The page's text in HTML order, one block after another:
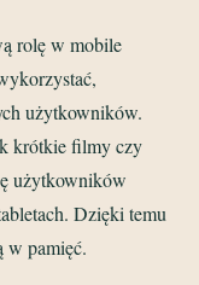
rolę w mobile
użytkowników.
krótkie filmy czy
użytkowników
Dzięki temu
w pamięć.